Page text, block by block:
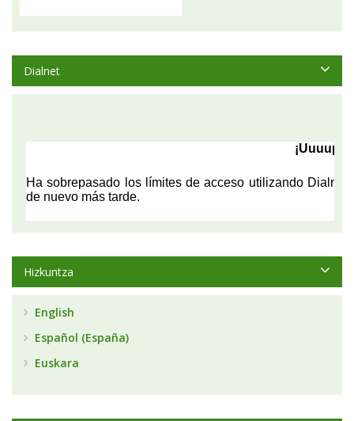
Dialnet
Hizkuntza
English
Español (España)
Euskara